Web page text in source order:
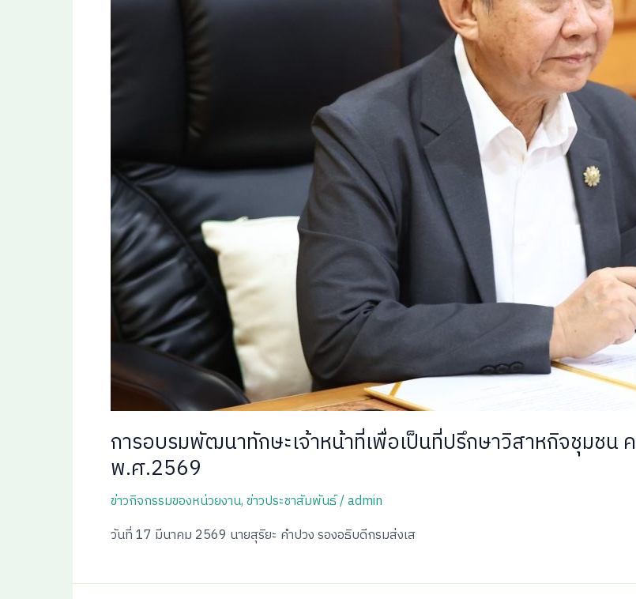
การอบรมพัฒนาทักษะเจ้าหน้าที่เพื่อเป็นที่ปรึกษาวิสาหกิจชุมชน
พ.ศ.2569
ข่าวกิจกรรมของหน่วยงาน,ข่าวประชาสัมพันธ์/admin
วันที่ 17 มีนาคม 2569 นายสุริยะ คำปวง รองอธิบดีกรมส่งเส